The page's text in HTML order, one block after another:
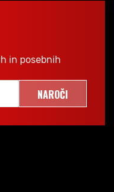
in posebnih
NAROČI